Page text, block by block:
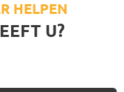
HELPEN
U?